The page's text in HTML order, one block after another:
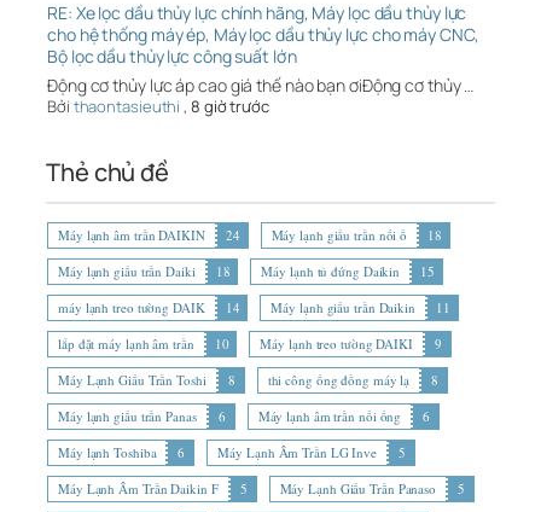
RE: Xe lọc dầu thủy lực chính hãng, Máy lọc dầu thủy lực
cho hệ thống máy ép, Máy lọc dầu thủy lực cho máy CNC,
Bộ lọc dầu thủy lực công suất lớn
Động cơ thủy lực áp cao giá thế nào bạn ơiĐộng cơ thủy …
Bởi thaontasieuthi , 8 giờ trước
Thẻ chủ đề
Máy lạnh âm trần DAIKIN 24 Máy lạnh giấu trần nối ố
18
Máy lạnh giấu trần Daiki
18 Máy lạnh tủ đứng Daikin
15
máy lạnh treo tường DAIK
14 Máy lạnh giấu trần Daikin
11
lắp đặt máy lạnh âm trần
10 Máy lạnh treo tường DAIKI
9
Máy Lạnh Giấu Trần Toshi
8 thi công ống đồng máy lạ
8
Máy lạnh giấu trần Panas
6 Máy lạnh âm trần nối ống
6
Máy lạnh Toshiba
6 Máy Lạnh Âm Trần LG Inve
5
Máy Lạnh Âm Trần Daikin F
5 Máy Lạnh Giấu Trần Panaso
5